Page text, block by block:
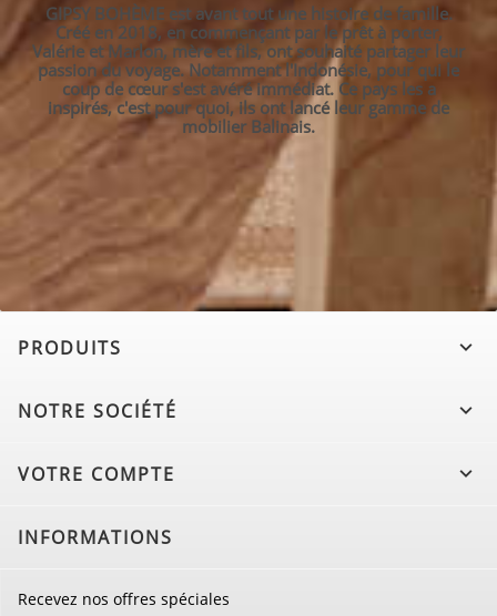
GIPSY BOHÈME est avant tout une histoire de famille.
Créé en 2018, en commençant par le prêt à porter,
Valérie et Marlon, mère et fils, ont souhaité partager leur
passion du voyage. Notamment l'Indonésie, pour qui le
coup de cœur s'est avéré immédiat. Ce pays les a
inspirés, c'est pour quoi, ils ont lancé leur gamme de
mobilier Balinais.
PRODUITS 
NOTRE SOCIÉTÉ 
VOTRE COMPTE 
INFORMATIONS
Recevez nos offres spéciales